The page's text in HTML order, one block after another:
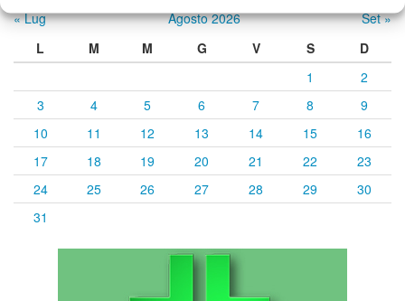
« Lug Agosto 2026
Set »
L
M M G V S
D
1
2
3
4 5 6 7 8
9
10
11 12 13 14 15
16
17
18 19 20 21 22
23
24
25 26 27 28 29
30
31